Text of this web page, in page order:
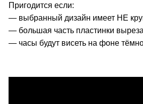
Пригодится если:
— выбранный дизайн имеет НЕ
— большая часть пластинки
— часы будут висеть на фоне